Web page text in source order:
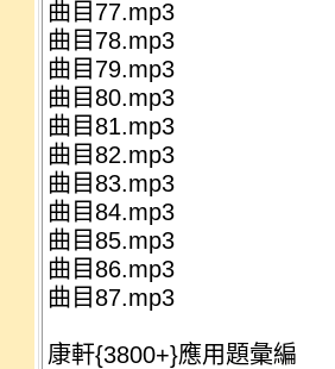
曲目77.mp3
曲目78.mp3
曲目79.mp3
曲目80.mp3
曲目81.mp3
曲目82.mp3
曲目83.mp3
曲目84.mp3
曲目85.mp3
曲目86.mp3
曲目87.mp3
康軒{3800+}應用題彙編